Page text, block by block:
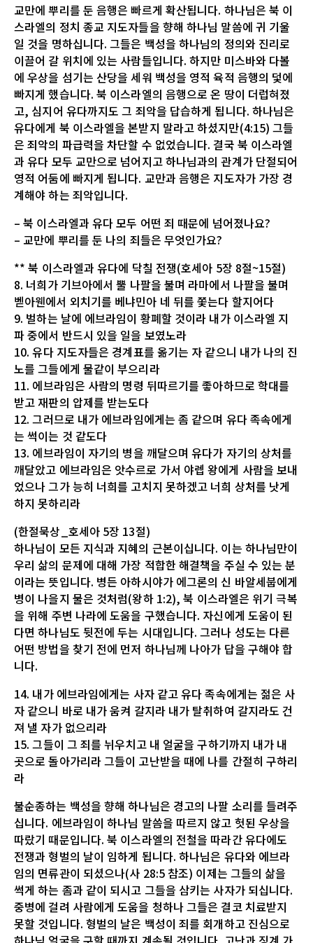
교만에 뿌리를 둔 음행은 빠르게 확산됩니다. 하나님은 북 이
스라엘의 정치 종교 지도자들을 향해 하나님 말씀에 귀 기울
일 것을 명하십니다. 그들은 백성을 하나님의 정의와 진리로
이끌어 갈 위치에 있는 사람들입니다. 하지만 미스바와 다볼
에 우상을 섬기는 산당을 세워 백성을 영적 육적 음행의 덫에
빠지게 했습니다. 북 이스라엘의 음행으로 온 땅이 더럽혀졌
고, 심지어 유다까지도 그 죄악을 답습하게 됩니다. 하나님은
유다에게 북 이스라엘을 본받지 말라고 하셨지만(4:15) 그들
은 죄악의 파급력을 차단할 수 없었습니다. 결국 북 이스라엘
과 유다 모두 교만으로 넘어지고 하나님과의 관계가 단절되어
영적 어둠에 빠지게 됩니다. 교만과 음행은 지도자가 가장 경
계해야 하는 죄악입니다.
– 북 이스라엘과 유다 모두 어떤 죄 때문에 넘어졌나요?
– 교만에 뿌리를 둔 나의 죄들은 무엇인가요?
** 북 이스라엘과 유다에 닥칠 전쟁(호세아 5장 8절~15절)
8. 너희가 기브아에서 뿔 나팔을 불며 라마에서 나팔을 불며
벧아웬에서 외치기를 베냐민아 네 뒤를 쫓는다 할지어다
9. 벌하는 날에 에브라임이 황폐할 것이라 내가 이스라엘 지
파 중에서 반드시 있을 일을 보였노라
10. 유다 지도자들은 경계표를 옮기는 자 같으니 내가 나의 진
노를 그들에게 물같이 부으리라
11. 에브라임은 사람의 명령 뒤따르기를 좋아하므로 학대를
받고 재판의 압제를 받는도다
12. 그러므로 내가 에브라임에게는 좀 같으며 유다 족속에게
는 썩이는 것 같도다
13. 에브라임이 자기의 병을 깨달으며 유다가 자기의 상처를
깨달았고 에브라임은 앗수르로 가서 야렙 왕에게 사람을 보내
었으나 그가 능히 너희를 고치지 못하겠고 너희 상처를 낫게
하지 못하리라
(한절묵상_호세아 5장 13절)
하나님이 모든 지식과 지혜의 근본이십니다. 이는 하나님만이
우리 삶의 문제에 대해 가장 적합한 해결책을 주실 수 있는 분
이라는 뜻입니다. 병든 아하시야가 에그론의 신 바알세붑에게
병이 나을지 물은 것처럼(왕하 1:2), 북 이스라엘은 위기 극복
을 위해 주변 나라에 도움을 구했습니다. 자신에게 도움이 된
다면 하나님도 뒷전에 두는 시대입니다. 그러나 성도는 다른
어떤 방법을 찾기 전에 먼저 하나님께 나아가 답을 구해야 합
니다.
14. 내가 에브라임에게는 사자 같고 유다 족속에게는 젊은 사
자 같으니 바로 내가 움켜 갈지라 내가 탈취하여 갈지라도 건
져 낼 자가 없으리라
15. 그들이 그 죄를 뉘우치고 내 얼굴을 구하기까지 내가 내
곳으로 돌아가리라 그들이 고난받을 때에 나를 간절히 구하리
라
불순종하는 백성을 향해 하나님은 경고의 나팔 소리를 들려주
십니다. 에브라임이 하나님 말씀을 따르지 않고 헛된 우상을
따랐기 때문입니다. 북 이스라엘의 전철을 따라간 유다에도
전쟁과 형벌의 날이 임하게 됩니다. 하나님은 유다와 에브라
임의 면류관이 되셨으나(사 28:5 참조) 이제는 그들의 삶을
썩게 하는 좀과 같이 되시고 그들을 삼키는 사자가 되십니다.
중병에 걸려 사람에게 도움을 청하나 그들은 결코 치료받지
못할 것입니다. 형벌의 날은 백성이 죄를 회개하고 진심으로